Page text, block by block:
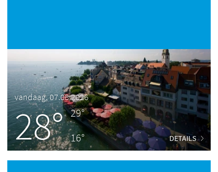
vandaag, 07.08.2026
28° 29°
16°
DETAILS